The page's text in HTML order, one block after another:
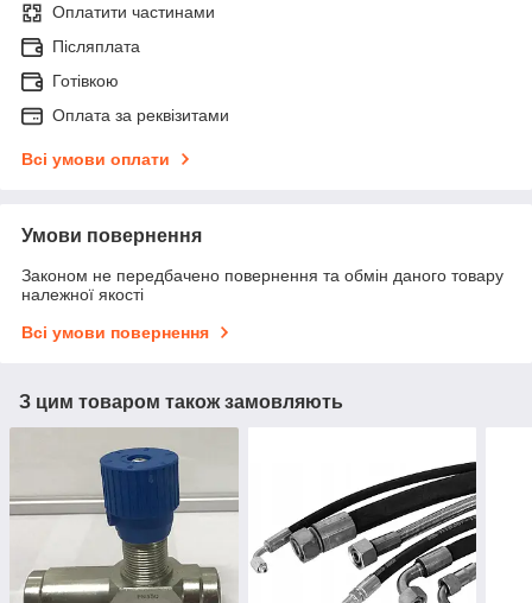
Оплатити частинами
Післяплата
Готівкою
Оплата за реквізитами
Всі умови оплати
Умови повернення
Законом не передбачено повернення та обмін даного товару
належної якості
Всі умови повернення
З цим товаром також замовляють